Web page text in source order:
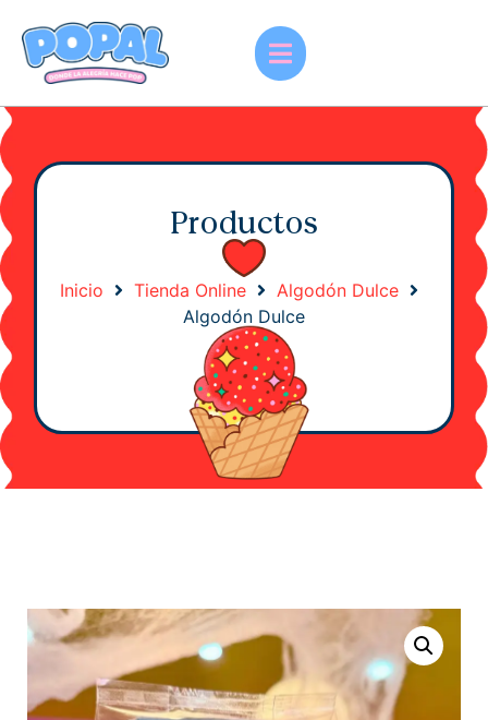
Productos
Inicio Tienda Online
Algodón Dulce
Algodón Dulce